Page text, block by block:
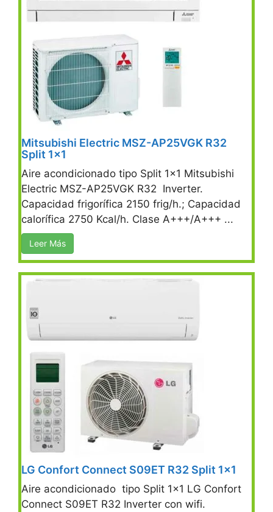
Mitsubishi Electric MSZ-AP25VGK R32
Split 1×1
Aire acondicionado tipo Split 1×1 Mitsubishi
Electric MSZ-AP25VGK R32 Inverter.
Capacidad frigorífica 2150 frig/h.; Capacidad
calorífica 2750 Kcal/h. Clase A+++/A+++ ...
Leer Más
LG Confort Connect S09ET R32 Split 1×1
Aire acondicionado tipo Split 1×1 LG Confort
Connect S09ET R32 Inverter con wifi.